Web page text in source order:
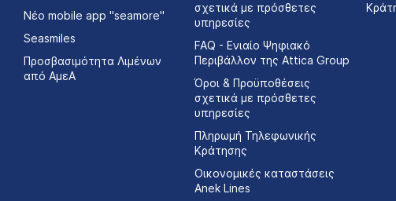
Νέο mobile app "seamore"
Seasmiles
Προσβασιμότητα Λιμένων
από ΑμεΑ
σχετικά με πρόσθετες
υπηρεσίες
FAQ - Ενιαίο Ψηφιακό
Περιβάλλον της Attica Group
Όροι & Προϋποθέσεις
σχετικά με πρόσθετες
υπηρεσίες
Πληρωμή Τηλεφωνικής
Κράτησης
Οικονομικές καταστάσεις
Αnek Lines